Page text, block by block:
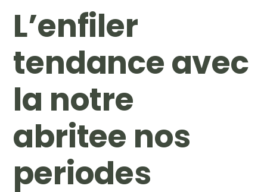
L’enfiler
tendance avec
la notre
abritee nos
periodes